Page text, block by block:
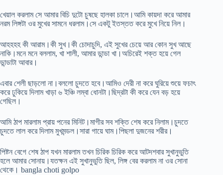
খেয়াল করলাম সে আমার বিচি দুটো চুষছে হালকা চালে।আমি কায়দা করে আমার
নরম লিঙ্গটা ওর মুখের সামনে ধরলাম।সে একটু ইতস্তত করে মুখে নিয়ে নিল।
আহহহহ কী আরাম।কী সুখ।কী চোদাচুদি, এই সুখের চেয়ে আর কোন সুখ আছে
নাকি।মনে মনে বললাম, খা শালী, আমার ডান্ডা খা।অচিরেই শক্ত হয়ে গেল
ডান্ডাটা আবার।
এবার শেলী ছাড়লো না।বললো চুদতে হবে।আমিও দেরী না করে ঘুরিয়ে শুয়ে ফচাৎ
করে ঢুকিয়ে দিলাম খাড়া ৬ ইঞ্চি লম্বা ধোনটা।ছিদ্রটা কী করে যেন বড় হয়ে
গেছিল।
আমি ঠাপ মারলাম প্রায় পনের মিনিট।মাগীর সব শক্তি শেষ করে নিলাম।চুদতে
চুদতে লাল করে দিলাম মুখমন্ডল।সারা গায়ে ঘাম।পিছলা দুজনের শরীর।
পিষ্টন বেগে শেষ ঠাপ যখন মারলাম তখন চিরিক চিরিক করে আটদশবার সুখানুভুতি
হলে আমার সোনায়।যতক্ষন এই সুখানুভুতি ছিল, লিঙ্গ বের করলাম না ওর সোনা
থেকে। bangla choti golpo